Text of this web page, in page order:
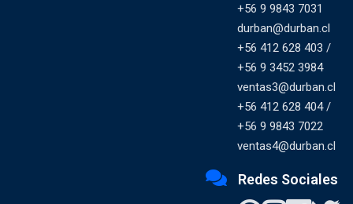
+56 9 9843 7031
durban@durban.cl
+56 412 628 403 /
+56 9 3452 3984
ventas3@durban.cl
+56 412 628 404 /
+56 9 9843 7022
ventas4@durban.cl
Redes Sociales